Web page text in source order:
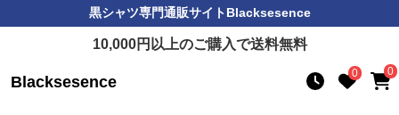
黒シャツ専門通販サイトBlacksesence
10,000円以上のご購入で送料無料
Blacksesence 0 0